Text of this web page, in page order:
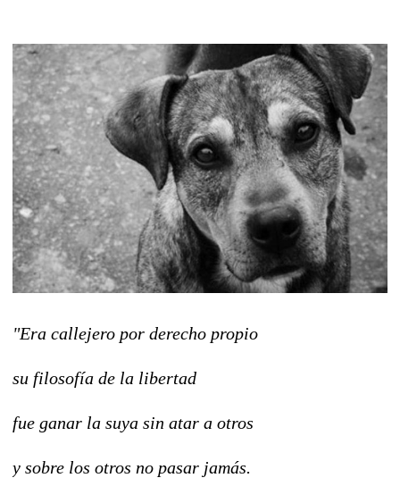
"Era callejero por derecho propio
su filosofía de la libertad
fue ganar la suya sin atar a otros
y sobre los otros no pasar jamás.